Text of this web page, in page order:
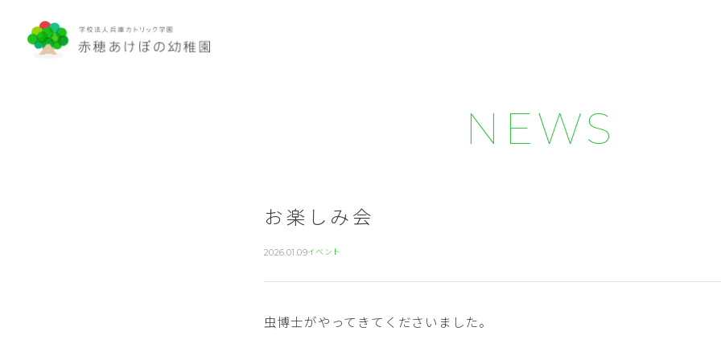
NEWS
お楽しみ会
2026.01.09イベント
虫博士がやってきてくださいました。